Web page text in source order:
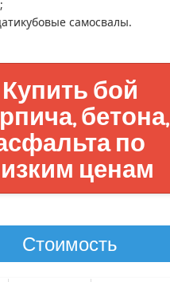
самосвалы.
Купить бой
бетона,
по
ценам
Стоимость